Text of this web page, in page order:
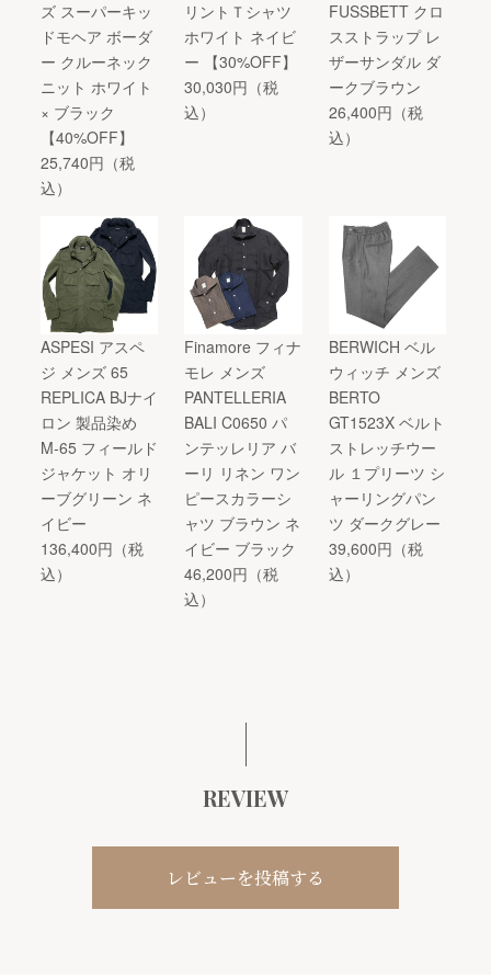
ズ スーパーキッ
ドモヘア ボーダ
ー クルーネック
ニット ホワイト
× ブラック
【40%OFF】
25,740円（税
込）
リントＴシャツ
ホワイト ネイビ
ー 【30%OFF】
30,030円（税
込）
FUSSBETT クロ
スストラップ レ
ザーサンダル ダ
ークブラウン
26,400円（税
込）
ASPESI アスペ
ジ メンズ 65
REPLICA BJナイ
ロン 製品染め
M-65 フィールド
ジャケット オリ
ーブグリーン ネ
イビー
136,400円（税
込）
Finamore フィナ
モレ メンズ
PANTELLERIA
BALI C0650 パ
ンテッレリア バ
ーリ リネン ワン
ピースカラーシ
ャツ ブラウン ネ
イビー ブラック
46,200円（税
込）
BERWICH ベル
ウィッチ メンズ
BERTO
GT1523X ベルト
ストレッチウー
ル １プリーツ シ
ャーリングパン
ツ ダークグレー
39,600円（税
込）
REVIEW
レビューを投稿する